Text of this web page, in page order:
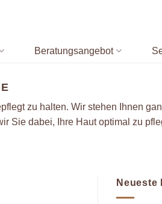
Beratungsangebot
zu halten. Wir stehen Ihnen
Sie dabei, Ihre Haut optimal zu
Neueste